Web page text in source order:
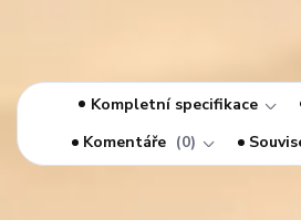
Kompletní specifikace
Komentáře
0